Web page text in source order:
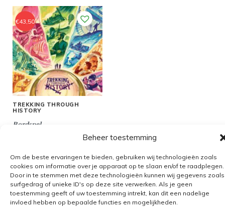
Beheer toestemming
Om de beste ervaringen te bieden, gebruiken wij technologieën zoals
cookies om informatie over je apparaat op te slaan en/of te raadplegen.
Door in te stemmen met deze technologieën kunnen wij gegevens zoals
surfgedrag of unieke ID's op deze site verwerken. Als je geen
toestemming geeft of uw toestemming intrekt, kan dit een nadelige
invloed hebben op bepaalde functies en mogelijkheden.
TREKKING THROUGH
HISTORY
Bordspel
€43,50
Algemene voorwaarden
Verzending